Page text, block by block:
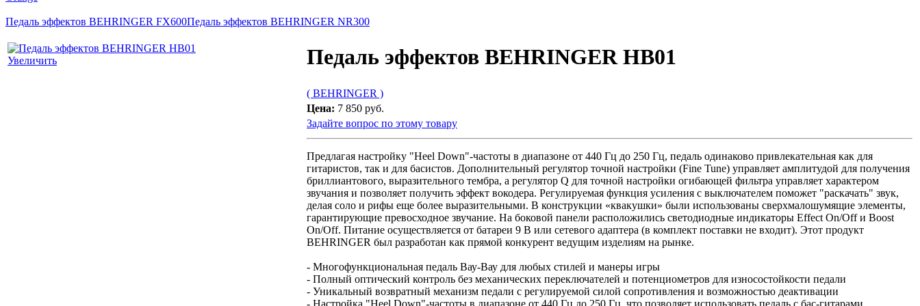
Педаль эффектов BEHRINGER FX600Педаль эффектов BEHRINGER NR300
Увеличить Педаль эффектов BEHRINGER HB01
( BEHRINGER )
Цена: 7 850 руб.
Задайте вопрос по этому товару
Предлагая настройку "Heel Down"-частоты в диапазоне от 440 Гц до 250 Гц, педаль одинаково привлекательная как для
гитаристов, так и для басистов. Дополнительный регулятор точной настройки (Fine Tune) управляет амплитудой для получения
бриллиантового, выразительного тембра, а регулятор Q для точной настройки огибающей фильтра управляет характером
звучания и позволяет получить эффект вокодера. Регулируемая функция усиления с выключателем поможет "раскачать" звук,
делая соло и рифы еще более выразительными. В конструкции «квакушки» были использованы сверхмалошумящие элементы,
гарантирующие превосходное звучание. На боковой панели расположились светодиодные индикаторы Effect On/Off и Boost
On/Off. Питание осуществляется от батареи 9 В или сетевого адаптера (в комплект поставки не входит). Этот продукт
BEHRINGER был разработан как прямой конкурент ведущим изделиям на рынке.
- Многофункциональная педаль Вау-Вау для любых стилей и манеры игры
- Полный оптический контроль без механических переключателей и потенциометров для износостойкости педали
- Уникальный возвратный механизм педали с регулируемой силой сопротивления и возможностью деактивации
- Настройка "Heel Down"-частоты в диапазоне от 440 Гц до 250 Гц, что позволяет использовать педаль с бас-гитарами